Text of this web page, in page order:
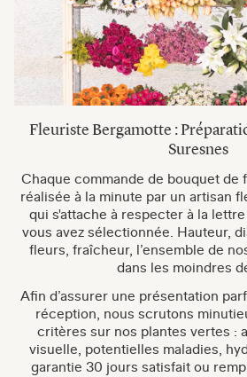
Fleuriste Bergamotte :
Suresnes
Chaque commande de bouquet de
réalisée à la minute par un artisan
qui s'attache à respecter à la
vous avez sélectionnée. Hauteur,
fleurs, fraîcheur, l’ensemble de
dans les moindres
Afin d’assurer une présentation
réception, nous scrutons
critères sur nos plantes vertes :
visuelle, potentielles maladies,
garantie 30 jours satisfait ou